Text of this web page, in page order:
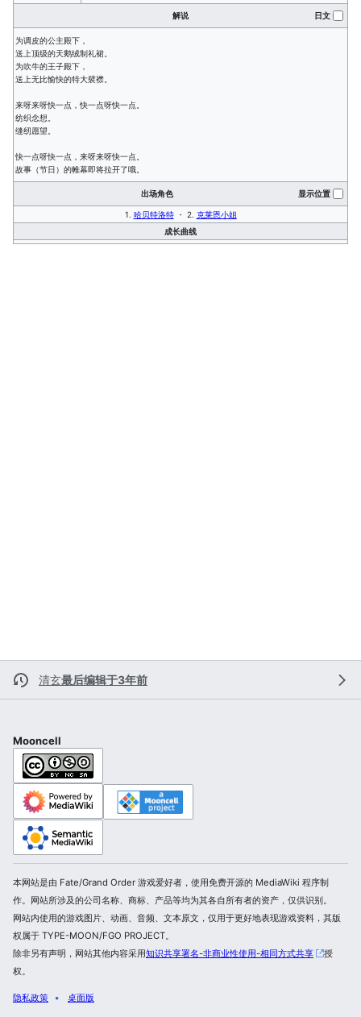
解说 日文
为调皮的公主殿下，
送上顶级的天鹅绒制礼裙。
为吹牛的王子殿下，
送上无比愉快的特大襞襟。
来呀来呀快一点，快一点呀快一点。
纺织念想。
缝纫愿望。
快一点呀快一点，来呀来呀快一点。
故事（节日）的帷幕即将拉开了哦。
出场角色 显示位置
1. 哈贝特洛特・ 2. 克莱恩小姐
成长曲线
清玄最后编辑于3年前
Mooncell
本网站是由 Fate/Grand Order 游戏爱好者，使用免费开源的 MediaWiki 程序制
作。网站所涉及的公司名称、商标、产品等均为其各自所有者的资产，仅供识别。
网站内使用的游戏图片、动画、音频、文本原文，仅用于更好地表现游戏资料，其版
权属于 TYPE-MOON/FGO PROJECT。
除非另有声明，网站其他内容采用知识共享署名-非商业性使用-相同方式共享
授
权。
隐私政策 桌面版